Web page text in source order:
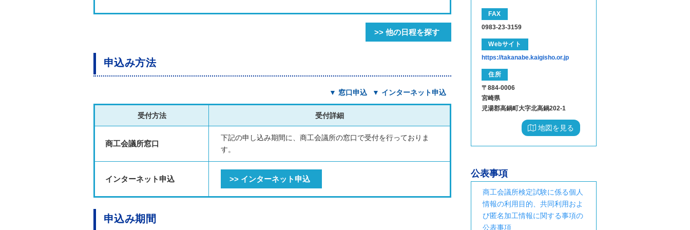
>> 他の日程を探す
申込み方法
▼ 窓口申込 ▼ インターネット申込
受付方法 受付詳細
商工会議所窓口
下記の申し込み期間に、商工会議所の窓口で受付を行っておりま
す。
インターネット申込 >> インターネット申込
申込み期間
FAX
0983-23-3159
Webサイト
https://takanabe.kaigisho.or.jp
住所
〒884-0006
宮崎県
児湯郡高鍋町大字北高鍋202-1
地図を見る
公表事項
商工会議所検定試験に係る個人
情報の利用目的、共同利用およ
び匿名加工情報に関する事項の
公表事項